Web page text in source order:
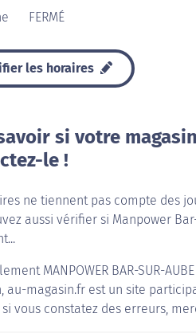
FERMÉ
les horaires
si votre
le !
ne tiennent pas compte des
aussi vérifier si Manpower
MANPOWER BAR-SUR-AUBE
au-magasin.fr est un site
vous constatez des erreurs,